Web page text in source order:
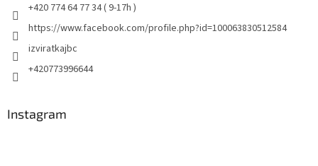
+420 774 64 77 34 ( 9-17h )
https://www.facebook.com/profile.php?id=100063830512584
izviratkajbc
+420773996644
Instagram